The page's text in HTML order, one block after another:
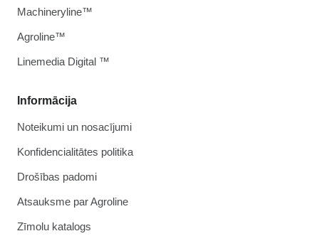
Informācija
Noteikumi un nosacījumi
Konfidencialitātes politika
Drošības padomi
Atsauksme par Agroline
Zīmolu katalogs
Machineryline™
Agroline™
Linemedia Digital ™